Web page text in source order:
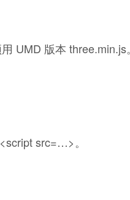
UMD 版本 three.min.js。
src=…>。